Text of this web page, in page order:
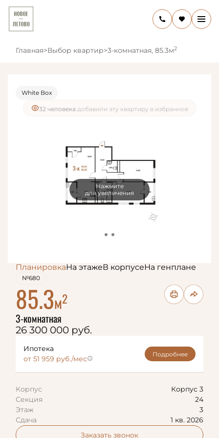
Главная>Выбор квартир>3-комнатная, 85.3м2
White Box
54 человекaсмотрели эту квартиру за 24 часа
Нажмите
для увеличения
ПланировкаНа этажеВ корпусеНа генплане
№680
85.3м2
3-комнатная
26 300 000 руб.
Ипотека
от 51 959 руб./мес
Подробнее
Корпус
Корпус 3
Секция
24
Этаж
3
Сдача
1 кв. 2026
Заказать звонок